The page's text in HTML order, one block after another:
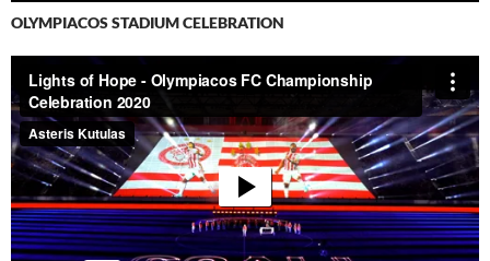
OLYMPIACOS STADIUM CELEBRATION
Player